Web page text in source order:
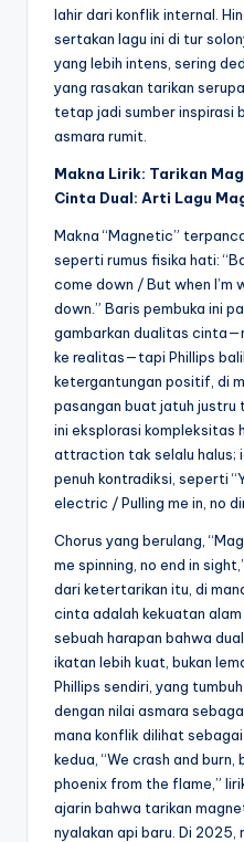
lahir dari konflik internal.
sertakan lagu ini di tur
yang lebih intens, sering
yang rasakan tarikan
tetap jadi sumber inspirasi
asmara rumit.
Makna Lirik: Tarikan
Cinta Dual: Arti Lagu
Makna “Magnetic”
seperti rumus fisika hati:
come down / But when I’m
down.” Baris pembuka ini
gambarkan dualitas
ke realitas—tapi Phillips
ketergantungan positif, di
pasangan buat jatuh
ini eksplorasi kompleksitas
attraction tak selalu halus;
penuh kontradiksi, seperti
electric / Pulling me in, no
Chorus yang berulang,
me spinning, no end in
dari ketertarikan itu, di
cinta adalah kekuatan
sebuah harapan bahwa
ikatan lebih kuat, bukan
Phillips sendiri, yang
dengan nilai asmara
mana konflik dilihat
kedua, “We crash and
phoenix from the flame,”
ajarin bahwa tarikan
nyalakan api baru. Di 2025,